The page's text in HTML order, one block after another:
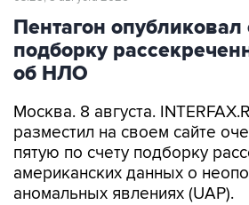
Пентагон
подборку
об НЛО
Москва. 8 августа.
разместил на своем сайте
пятую по счету подборку
американских данных о
аномальных явлениях (UAP).